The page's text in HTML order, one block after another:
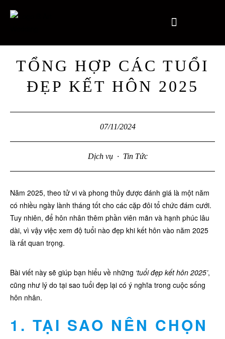
TỔNG HỢP CÁC TUỔI
ĐẸP KẾT HÔN 2025
07/11/2024
Dịch vụ· Tin Tức
Năm 2025, theo tử vi và phong thủy được đánh giá là một năm
có nhiều ngày lành tháng tốt cho các cặp đôi tổ chức đám cưới.
Tuy nhiên, để hôn nhân thêm phần viên mãn và hạnh phúc lâu
dài, vì vậy việc xem độ tuổi nào đẹp khi kết hôn vào năm 2025
là rất quan trọng.
Bài viết này sẽ giúp bạn hiểu về những ‘tuổi đẹp kết hôn 2025’,
cũng như lý do tại sao tuổi đẹp lại có ý nghĩa trong cuộc sống
hôn nhân.
1. TẠI SAO NÊN CHỌN